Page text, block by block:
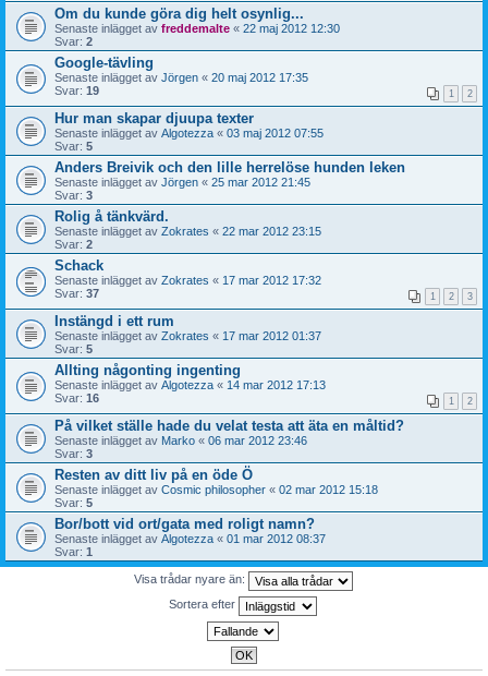
Om du kunde göra dig helt osynlig...
Senaste inlägget av freddemalte « 22 maj 2012 12:30
Svar: 2
Google-tävling
Senaste inlägget av Jörgen « 20 maj 2012 17:35
Svar: 19 1 2
Hur man skapar djuupa texter
Senaste inlägget av Algotezza « 03 maj 2012 07:55
Svar: 5
Anders Breivik och den lille herrelöse hunden leken
Senaste inlägget av Jörgen « 25 mar 2012 21:45
Svar: 3
Rolig å tänkvärd.
Senaste inlägget av Zokrates « 22 mar 2012 23:15
Svar: 2
Schack
Senaste inlägget av Zokrates « 17 mar 2012 17:32
Svar: 37 1 2 3
Instängd i ett rum
Senaste inlägget av Zokrates « 17 mar 2012 01:37
Svar: 5
Allting någonting ingenting
Senaste inlägget av Algotezza « 14 mar 2012 17:13
Svar: 16 1 2
På vilket ställe hade du velat testa att äta en måltid?
Senaste inlägget av Marko « 06 mar 2012 23:46
Svar: 3
Resten av ditt liv på en öde Ö
Senaste inlägget av Cosmic philosopher « 02 mar 2012 15:18
Svar: 5
Bor/bott vid ort/gata med roligt namn?
Senaste inlägget av Algotezza « 01 mar 2012 08:37
Svar: 1
Visa trådar nyare än:
Sortera efter